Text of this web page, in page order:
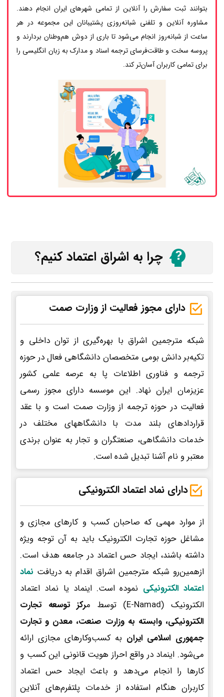
بتوانند ثبت سفارش را آنلاین از تمامی شهرهای ایران انجام دهند.
مشاوره آنلاین و تلفنی شبانه‌روزی پشتیبانان این مجموعه در هر
ساعت از شبانه‌روز انجام می‌شود تا باری از دوش هم‌وطنان بردارند و
پروسه سخت و طاقت‌فرسای ترجمه اسناد و مدارک به زبان انگلیسی را
برای تمامی کاربران آسان‌تر کند.
چرا به اشراق اعتماد کنیم؟
دارای مجوز فعالیت از وزارت صمت
شبکه مترجمین اشراق با بهره‌گیری از توان داخلی و
تکیه‌بر دانش بومی متخصصان دانشگاهی فعال در حوزه
ترجمه و فناوری اطلاعات پا به عرصه علمی کشور
عزیزمان ایران نهاد. این موسسه دارای مجوز رسمی
فعالیت در حوزه ترجمه از وزارت صمت است و با عقد
قراردادهای بلند مدت با دانشگاههای مختلف در
خدمات دانشگاهی، صنعتگران و تجار به عنوان برندی
معتبر و نام آشنا تبدیل شده است.
دارای نماد اعتماد الکترونیکی
از موارد مهمی که صاحبان کسب و کارهای مجازی و
مشاغل حوزه تجارت الکترونیک باید به آن توجه ویژه
داشته باشند، ایجاد حس اعتماد در جامعه هدف است.
ازهمین‌رو شبکه مترجمین اشراق اقدام به دریافت نماد
اعتماد الکترونیکی نموده است. اینماد یا نماد اعتماد
الکترونیک (E-Namad) توسط م
رکز توسعه تجارت
الکترونیکی، وابسته به وزارت صنعت، معدن و تجارت
جمهوری اسلامی ایران به کسب‌وکارهای مجازی ارائه
می‌شود. اینماد در واقع احراز هویت قانونی این کسب و
کارها را انجام می‌دهد و باعث ایجاد حس اعتماد
کاربران هنگام استفاده از خدمات پلتفرم‌های آنلاین